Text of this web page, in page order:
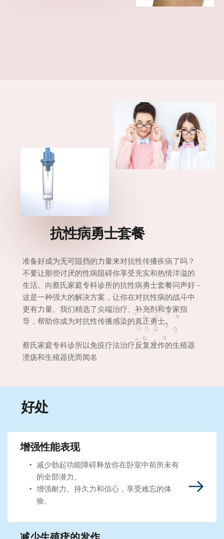
              抗性病勇士套餐
准备好成为无可阻挡的力量来对抗性传播疾病了吗？
不要让那些讨厌的性病阻碍你享受充实和热情洋溢的
生活。向蔡氏家庭专科诊所的抗性病勇士套餐问声好 -
这是一种强大的解决方案，让你在对抗性病的战斗中
更有力量。我们精选了尖端治疗、补充剂和专家指
导，帮助你成为对抗性传播感染的真正勇士。
蔡氏家庭专科诊所以免疫疗法治疗反复发作的生殖器
溃疡和生殖器疣而闻名
好处
增强性能表现
减少勃起功能障碍释放你在卧室中前所未有
的全部潜力。
增强耐力、持久力和信心，享受难忘的体
验。